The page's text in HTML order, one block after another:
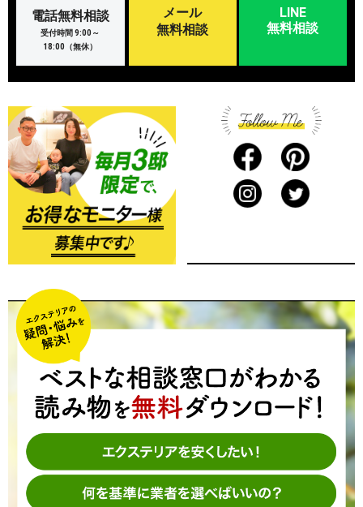
電話無料相談
受付時間 9:00～
18:00（無休）
メール
無料相談
LINE
無料相談